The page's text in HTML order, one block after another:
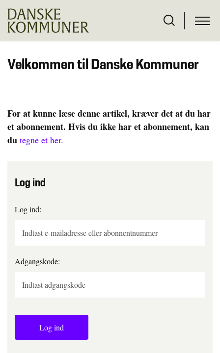
Velkommen til Danske Kommuner
For at kunne læse denne artikel, kræver det at du har
et abonnement. Hvis du ikke har et abonnement, kan
du tegne et her.
Log ind
Log ind:
Adgangskode:
Log ind